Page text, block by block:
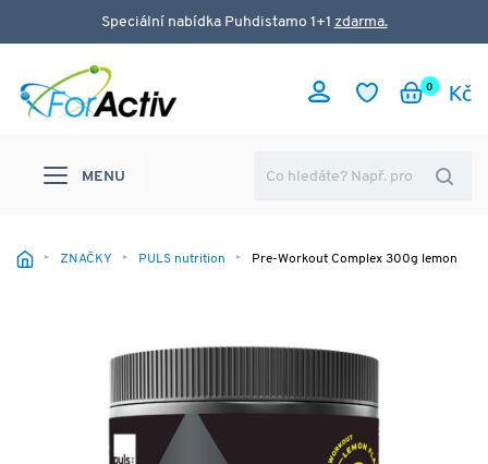
Speciální nabídka Puhdistamo 1+1 zdarma.
0
MENU
ZNAČKY PULS nutrition Pre-Workout Complex 300g lemon